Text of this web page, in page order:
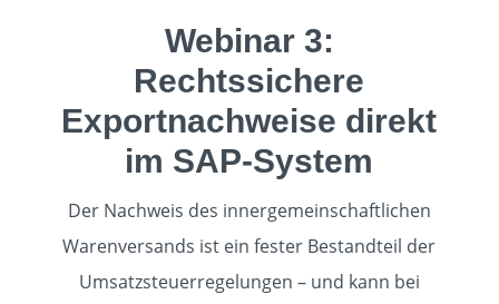
Webinar 3:
Rechtssichere
Exportnachweise direkt
im SAP-System
Der Nachweis des innergemeinschaftlichen
Warenversands ist ein fester Bestandteil der
Umsatzsteuerregelungen – und kann bei